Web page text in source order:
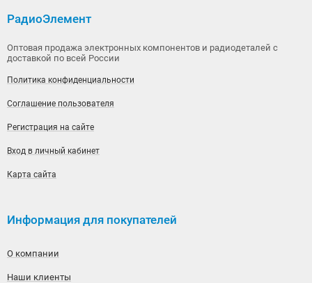
РадиоЭлемент
Оптовая продажа электронных компонентов и радиодеталей с
доставкой по всей России
Политика конфиденциальности
Соглашение пользователя
Регистрация на сайте
Вход в личный кабинет
Карта сайта
Информация для покупателей
О компании
Наши клиенты